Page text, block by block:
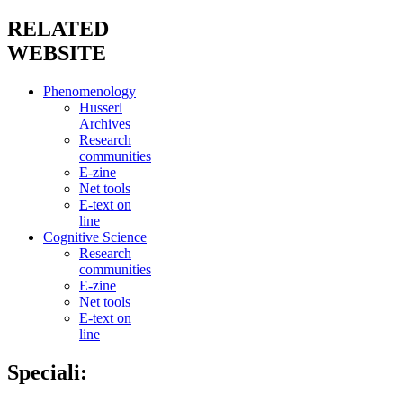
RELATED
WEBSITE
Phenomenology
Husserl
Archives
Research
communities
E-zine
Net tools
E-text on
line
Cognitive Science
Research
communities
E-zine
Net tools
E-text on
line
Speciali: